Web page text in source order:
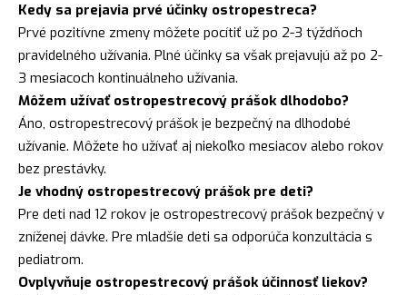
Kedy sa prejavia prvé účinky ostropestreca?
Prvé pozitívne zmeny môžete pocítiť už po 2-3 týždňoch
pravidelného užívania. Plné účinky sa však prejavujú až po 2-
3 mesiacoch kontinuálneho užívania.
Môžem užívať ostropestrecový prášok dlhodobo?
Áno, ostropestrecový prášok je bezpečný na dlhodobé
užívanie. Môžete ho užívať aj niekoľko mesiacov alebo rokov
bez prestávky.
Je vhodný ostropestrecový prášok pre deti?
Pre deti nad 12 rokov je ostropestrecový prášok bezpečný v
zníženej dávke. Pre mladšie deti sa odporúča konzultácia s
pediatrom.
Ovplyvňuje ostropestrecový prášok účinnosť liekov?